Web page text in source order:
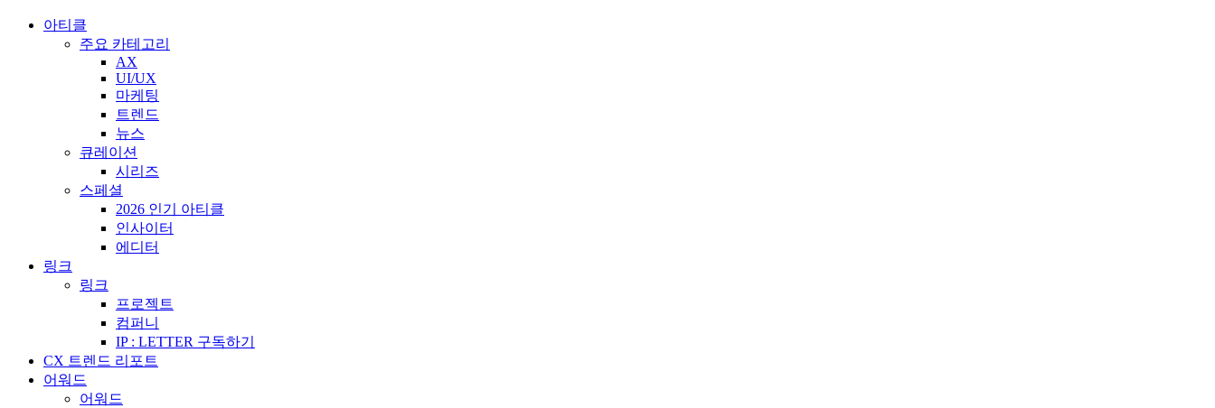
아티클
주요 카테고리
AX
UI/UX
마케팅
트렌드
뉴스
큐레이션
시리즈
스페셜
2026 인기 아티클
인사이터
에디터
링크
링크
프로젝트
컴퍼니
IP : LETTER 구독하기
CX 트렌드 리포트
어워드
어워드